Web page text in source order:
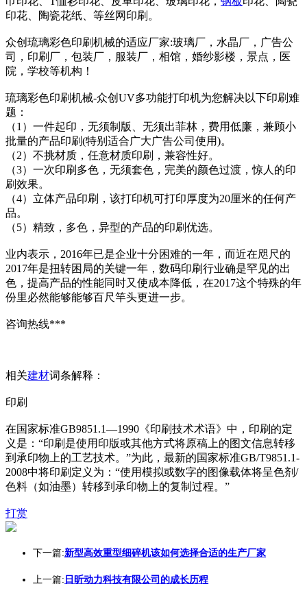
印花、陶瓷花纸、等丝网印刷。
众创琉璃彩色印刷机械的适应厂家:玻璃厂，水晶厂，广告公
司，印刷厂，包装厂，服装厂，相馆，婚纱影楼，景点，医
院，学校等机构！
琉璃彩色印刷机械-众创UV多功能打印机为您解决以下印刷难
题：
（1）一件起印，无须制版、无须出菲林，费用低廉，兼顾小
批量的产品印刷(特别适合广大广告公司使用)。
（2）不挑材质，任意材质印刷，兼容性好。
（3）一次印刷多色，无须套色，完美的颜色过渡，惊人的印
刷效果。
（4）立体产品印刷，该打印机可打印厚度为20厘米的任何产
品。
（5）精致，多色，异型的产品的印刷优选。
业内表示，2016年已是企业十分困难的一年，而近在咫尺的
2017年是扭转困局的关键一年，数码印刷行业确是罕见的出
色，提高产品的性能同时又使成本降低，在2017这个特殊的年
份里必然能够能够百尺竿头更进一步。
咨询热线***
相关建材词条解释：
印刷
在国家标准GB9851.1—1990《印刷技术术语》中，印刷的定
义是：“印刷是使用印版或其他方式将原稿上的图文信息转移
到承印物上的工艺技术。”为此，最新的国家标准GB/T9851.1-
2008中将印刷定义为：“使用模拟或数字的图像载体将呈色剂/
色料（如油墨）转移到承印物上的复制过程。”
打赏
下一篇:新型高效重型细碎机该如何选择合适的生产厂家
上一篇: 日昕动力科技有限公司的成长历程